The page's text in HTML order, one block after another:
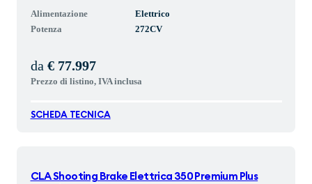
Alimentazione
Elettrico
Potenza
272CV
da € 77.997
Prezzo di listino, IVA inclusa
SCHEDA TECNICA
CLA Shooting Brake Elettrica 350 Premium Plus